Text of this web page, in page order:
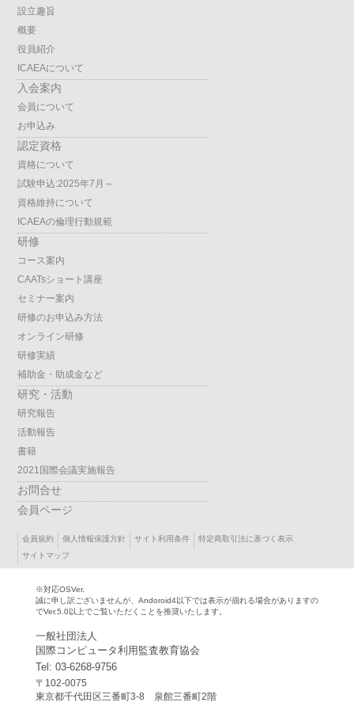
設立趣旨
概要
役員紹介
ICAEAについて
入会案内
会員について
お申込み
認定資格
資格について
試験申込:2025年7月～
資格維持について
ICAEAの倫理行動規範
研修
コース案内
CAATsショート講座
セミナー案内
研修のお申込み方法
オンライン研修
研修実績
補助金・助成金など
研究・活動
研究報告
活動報告
書籍
2021国際会議実施報告
お問合せ
会員ページ
会員規約 個人情報保護方針 サイト利用条件
特定商取引法に基づく表示
サイトマップ
※対応OSVer.
誠に申し訳ございませんが、Andoroid4以下では表示が崩れる場合がありますの
でVer.5.0以上でご覧いただくことを推奨いたします。
一般社団法人
国際コンピュータ利用監査教育協会
Tel: 03-6268-9756
〒102-0075
東京都千代田区三番町3-8 泉館三番町2階